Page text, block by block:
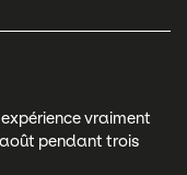
vraiment
août pendant trois